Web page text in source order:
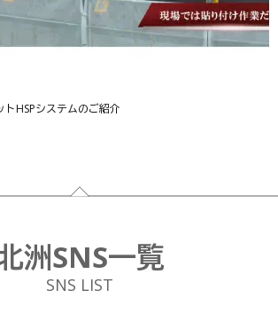
HSPシステムのご紹介
洲SNS一覧
SNS LIST